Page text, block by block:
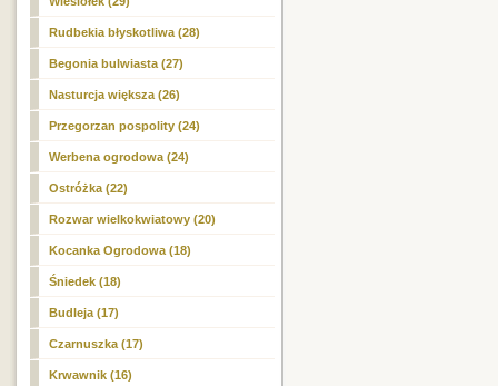
Rudbekia błyskotliwa (28)
Begonia bulwiasta (27)
Nasturcja większa (26)
Przegorzan pospolity (24)
Werbena ogrodowa (24)
Ostróżka (22)
Rozwar wielkokwiatowy (20)
Kocanka Ogrodowa (18)
Śniedek (18)
Budleja (17)
Czarnuszka (17)
Krwawnik (16)